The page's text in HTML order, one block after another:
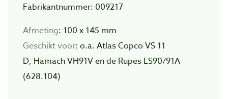
Fabrikantnummer: 009217
Afmeting: 100 x 145 mm
Geschikt voor: o.a. Atlas Copco VS 11
D, Hamach VH91V en de Rupes LS90/91A
(628.104)